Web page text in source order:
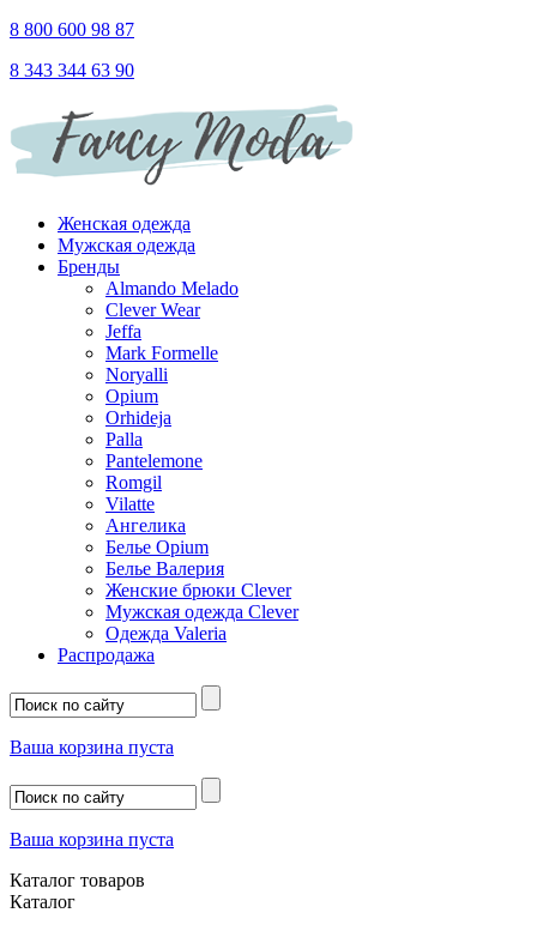
8 800 600 98 87
8 343 344 63 90
Женская одежда
Мужская одежда
Бренды
Almando Melado
Clever Wear
Jeffa
Mark Formelle
Noryalli
Opium
Orhideja
Palla
Pantelemone
Romgil
Vilatte
Ангелика
Белье Opium
Белье Валерия
Женские брюки Clever
Мужская одежда Clever
Одежда Valeria
Распродажа
Ваша корзина пуста
Ваша корзина пуста
Каталог товаров
Каталог